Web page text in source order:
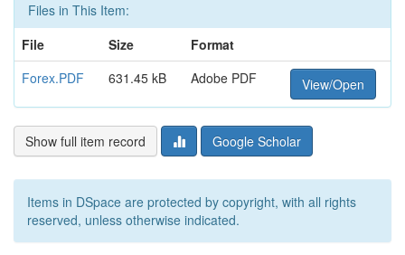
Files in This Item:
File
Size
Format
Forex.PDF
631.45 kB Adobe PDF View/Open
Show full item record Google Scholar
Items in DSpace are protected by copyright, with all rights
reserved, unless otherwise indicated.